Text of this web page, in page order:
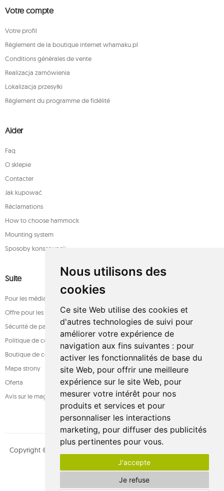
Nous utilisons des
cookies
Ce site Web utilise des cookies et
d'autres technologies de suivi pour
améliorer votre expérience de
navigation aux fins suivantes : pour
activer les fonctionnalités de base du
site Web, pour offrir une meilleure
expérience sur le site Web, pour
mesurer votre intérêt pour nos
produits et services et pour
personnaliser les interactions
marketing, pour diffuser des publicités
plus pertinentes pour vous.
J'accepte
Je refuse
Votre compte
Votre profil
Règlement de la boutique internet whamaku.pl
Conditions générales de vente
Realizacja zamówienia
Lokalizacja przesyłki
Règlement du programme de fidélité
Aider
Faq
O sklepie
Contacter
Jak kupować
Réclamations
How to choose hammock
Mounting system
Sposoby konserwacji
Suite
Pour les médias
Offre pour les entreprises
Sécurité de paiement
Politique de confidentialité
Boutique de confiance
Mapa strony
Oferta
Avis sur le magasin
Copyright © whamaku.pl. Tous les droits sont réservés. Conçu par
MOUTON interactive